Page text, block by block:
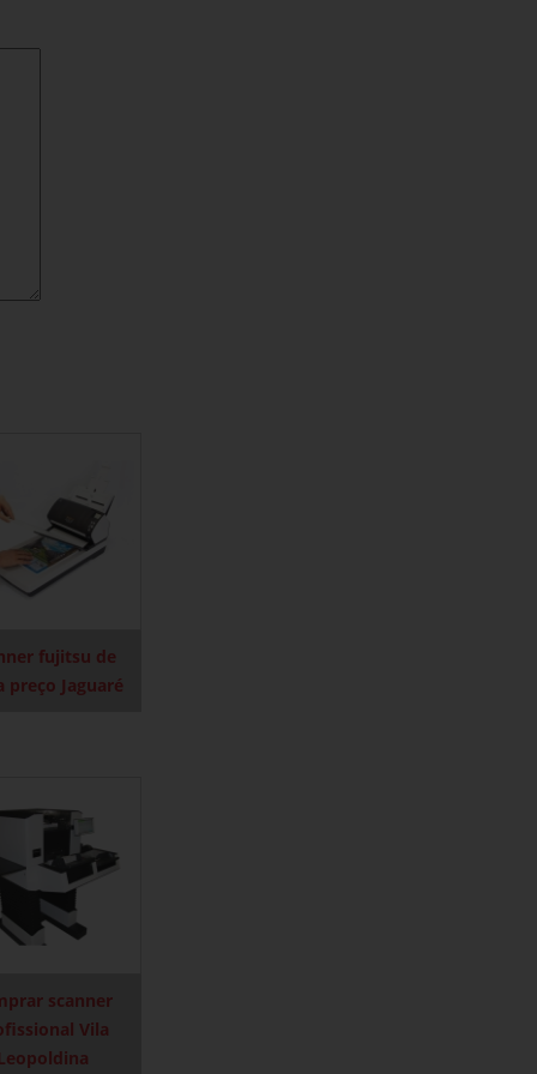
fujitsu de
preço Jaguaré
scanner
Vila
Leopoldina